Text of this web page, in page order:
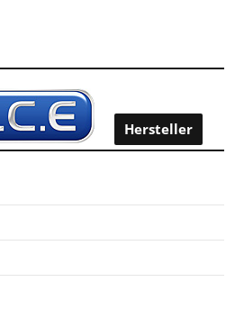
Hersteller